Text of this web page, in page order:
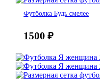
Футболка Будь смелее
1500 ₽